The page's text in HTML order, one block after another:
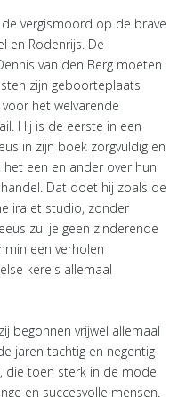
vergismoord op de brave
en Rodenrijs. De
van den Berg moeten
zijn geboorteplaats
het welvarende
Hij is de eerste in een
in zijn boek zorgvuldig en
een en ander over hun
Dat doet hij zoals de
ira et studio, zonder
zul je geen zinderende
een verholen
kerels allemaal
begonnen vrijwel allemaal
jaren tachtig en negentig
die toen sterk in de mode
en succesvolle mensen.